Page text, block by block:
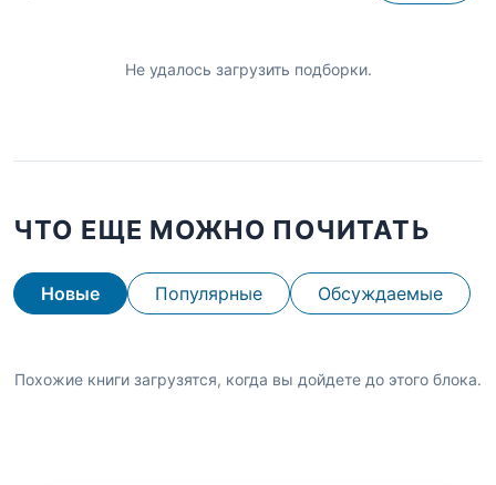
Не удалось загрузить подборки.
ЧТО ЕЩЕ МОЖНО ПОЧИТАТЬ
Новые Популярные Обсуждаемые
Похожие книги загрузятся, когда вы дойдете до этого блока.